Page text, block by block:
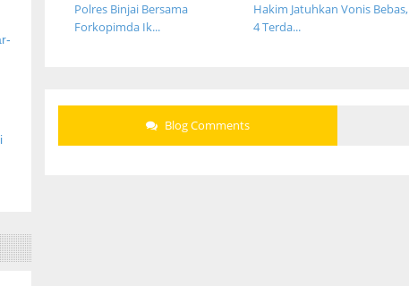
Hakim Jatuhkan Vonis Bebas,
4 Terda...
Polres Binjai Bersama
Forkopimda Ik...
Blog Comments